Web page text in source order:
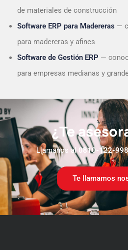
de materiales de construcción
Software ERP para Madereras —
para madereras y afines
Software de Gestión ERP —
para empresas medianas y
¿Te
Llamanos al 0810-122-
Te llamamos